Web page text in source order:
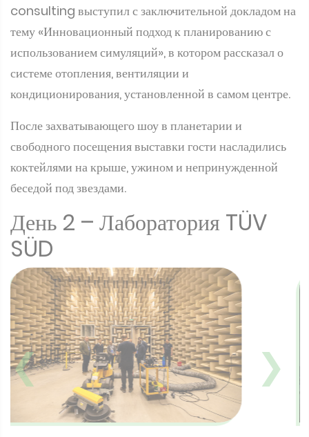
consulting выступил с заключительной докладом на
тему «Инновационный подход к планированию с
использованием симуляций», в котором рассказал о
системе отопления, вентиляции и
кондиционирования, установленной в самом центре.
После захватывающего шоу в планетарии и
свободного посещения выставки гости насладились
коктейлями на крыше, ужином и непринужденной
беседой под звездами.
День 2 – Лаборатория TÜV
SÜD
❮ ❯